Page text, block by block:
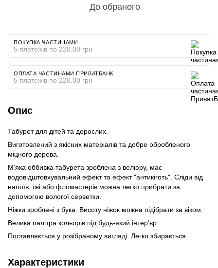
До обраного
ПОКУПКА ЧАСТИНАМИ
5 платежів по 220.00 грн
ОПЛАТА ЧАСТИНАМИ ПРИВАТБАНК
5 платежів по 220.00 грн
Опис
Табурет для дітей та дорослих.
Виготовлений з якісних матеріалів та добре обробленого
міцного дерева.
М’яка оббивка табурета зроблена з велюру, має
водовідштовхувальний ефект та ефект "антикіготь". Сліди від
напоїв, їжі або фломастерів можна легко прибрати за
допомогою вологої серветки.
Ніжки зроблені з бука. Висоту ніжок можна підібрати за віком.
Велика палітра кольорів під будь-який інтер’єр.
Поставляється у розібраному вигляді. Легко збирається.
Характеристики